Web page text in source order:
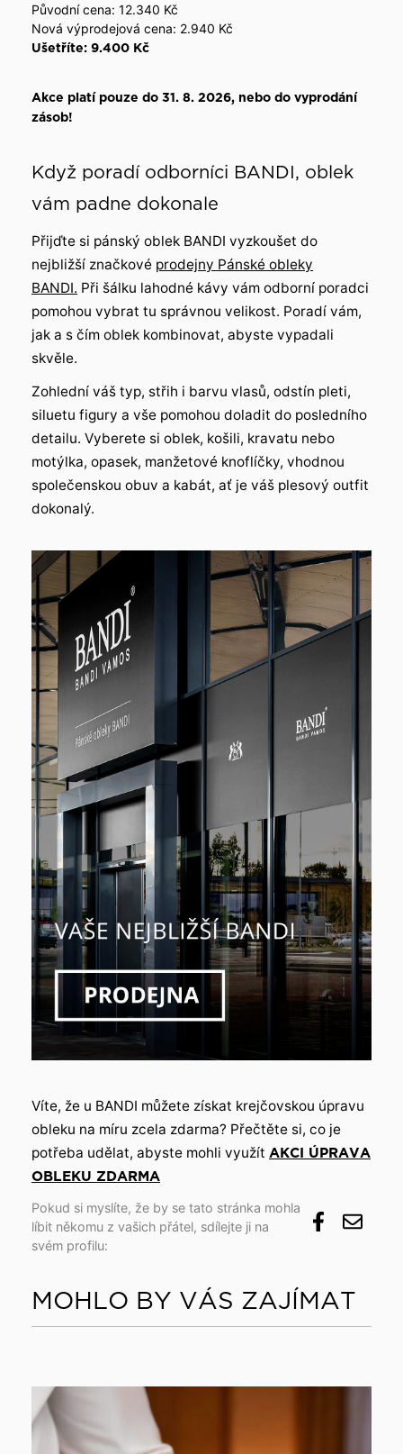
Původní cena: 12.340 Kč
Nová výprodejová cena: 2.940 Kč
Ušetříte: 9.400 Kč
Akce platí pouze do 31. 8. 2026, nebo do vyprodání
zásob!
Když poradí odborníci BANDI, oblek
vám padne dokonale
Přijďte si pánský oblek BANDI vyzkoušet do
nejbližší značkové prodejny Pánské obleky
BANDI. Při šálku lahodné kávy vám odborní poradci
pomohou vybrat tu správnou velikost. Poradí vám,
jak a s čím oblek kombinovat, abyste vypadali
skvěle.
Zohlední váš typ, střih i barvu vlasů, odstín pleti,
siluetu figury a vše pomohou doladit do posledního
detailu. Vyberete si oblek, košili, kravatu nebo
motýlka, opasek, manžetové knoflíčky, vhodnou
společenskou obuv a kabát, ať je váš plesový outfit
dokonalý.
Víte, že u BANDI můžete získat krejčovskou úpravu
obleku na míru zcela zdarma? Přečtěte si, co je
potřeba udělat, abyste mohli využít AKCI ÚPRAVA
OBLEKU ZDARMA
Pokud si myslíte, že by se tato stránka mohla
líbit někomu z vašich přátel, sdílejte ji na
svém profilu:
MOHLO BY VÁS ZAJÍMAT